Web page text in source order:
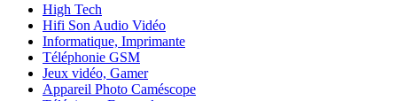
High Tech
Hifi Son Audio Vidéo
Informatique, Imprimante
Téléphonie GSM
Jeux vidéo, Gamer
Appareil Photo Caméscope